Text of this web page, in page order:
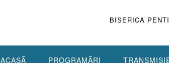
BISERICA
ACASĂ PROGRAMĂRI